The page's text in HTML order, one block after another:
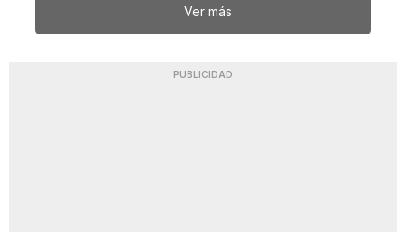
Ver más
PUBLICIDAD